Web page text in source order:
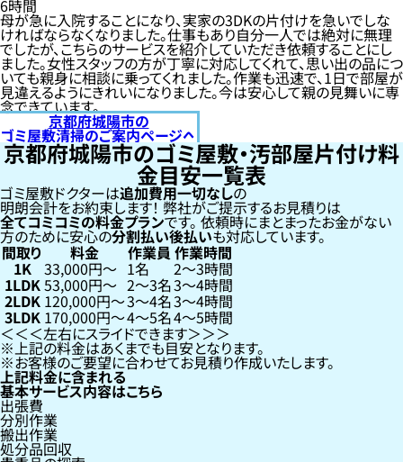
6時間
母が急に入院することになり、実家の3DKの片付けを急いでしな
ければならなくなりました。仕事もあり自分一人では絶対に無理
でしたが、こちらのサービスを紹介していただき依頼することにし
ました。女性スタッフの方が丁寧に対応してくれて、思い出の品につ
いても親身に相談に乗ってくれました。作業も迅速で、1日で部屋が
見違えるようにきれいになりました。今は安心して親の見舞いに専
念できています。
京都府城陽市の
ゴミ屋敷清掃のご案内ページへ
京都府城陽市のゴミ屋敷・汚部屋片付け料
金目安一覧表
ゴミ屋敷ドクターは追加費用一切なしの
明朗会計をお約束します！弊社がご提示するお見積りは
全てコミコミの料金プランです。依頼時にまとまったお金がない
方のために安心の分割払い後払いも対応しています。
間取り 料金 作業員 作業時間
1K 33,000円〜 1名 2〜3時間
1LDK53,000円〜 2〜3名3〜4時間
2LDK 120,000円〜3〜4名3〜4時間
3LDK 170,000円〜4〜5名4〜5時間
左右にスライドできます
上記の料金はあくまでも目安となります。
お客様のご要望に合わせてお見積り作成いたします。
上記料金に含まれる
基本サービス内容はこちら
出張費
分別作業
搬出作業
処分品回収